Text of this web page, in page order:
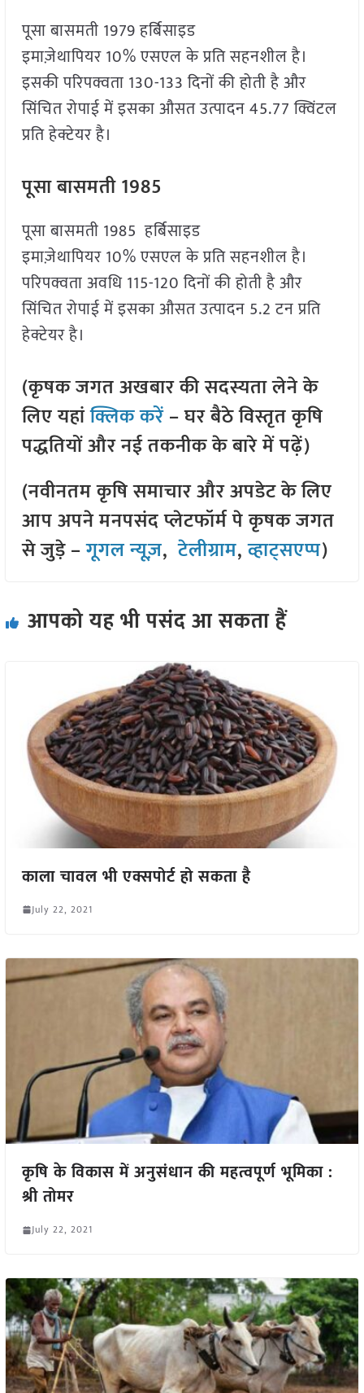
पूसा बासमती 1979 हर्बिसाइड
इमाज़ेथापियर 10% एसएल के प्रति सहनशील है।
इसकी परिपक्वता 130-133 दिनों की होती है और
सिंचित रोपाई में इसका औसत उत्पादन 45.77 क्विंटल
प्रति हेक्टेयर है।
पूसा बासमती 1985
पूसा बासमती 1985 हर्बिसाइड
इमाज़ेथापियर 10% एसएल के प्रति सहनशील है।
परिपक्वता अवधि 115-120 दिनों की होती है और
सिंचित रोपाई में इसका औसत उत्पादन 5.2 टन प्रति
हेक्टेयर है।
(कृषक जगत अखबार की सदस्यता लेने के
लिए यहांक्लिक करें– घर बैठे विस्तृत कृषि
पद्धतियों और नई तकनीक के बारे में पढ़ें)
(नवीनतम कृषि समाचार और अपडेट के लिए
आप अपने मनपसंद प्लेटफॉर्म पे कृषक जगत
से जुड़े –गूगल न्यूज़,टेलीग्राम,व्हाट्सएप्प)
आपको यह भी पसंद आ सकता हैं
काला चावल भी एक्सपोर्ट हो सकता है
July 22, 2021
कृषि के विकास में अनुसंधान की महत्वपूर्ण भूमिका :
श्री तोमर
July 22, 2021